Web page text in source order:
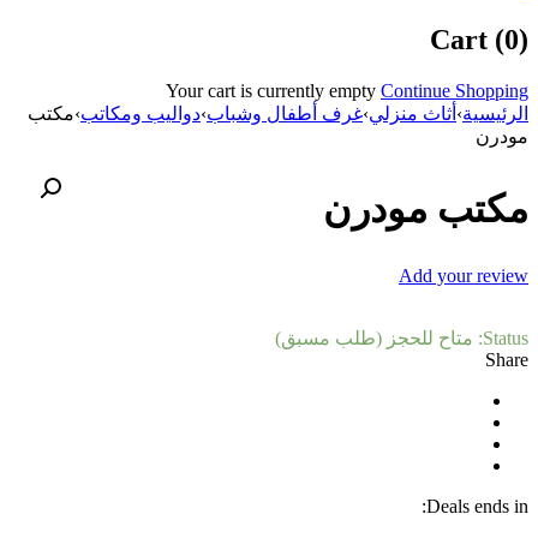
Cart (0)
Your cart is currently empty Continue Shopping
الرئيسية› أثاث منزلي›غرف أطفال وشباب›دواليب ومكاتب›مكتب
مودرن
مكتب مودرن
Add your review
Status: متاح للحجز (طلب مسبق)
Share
Deals ends in: